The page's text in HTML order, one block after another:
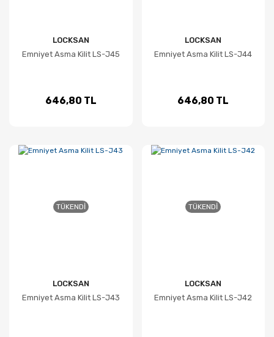
LOCKSAN
Emniyet Asma Kilit LS-J45
646,80 TL
LOCKSAN
Emniyet Asma Kilit LS-J44
646,80 TL
TÜKENDI
LOCKSAN
Emniyet Asma Kilit LS-J43
TÜKENDI
LOCKSAN
Emniyet Asma Kilit LS-J42